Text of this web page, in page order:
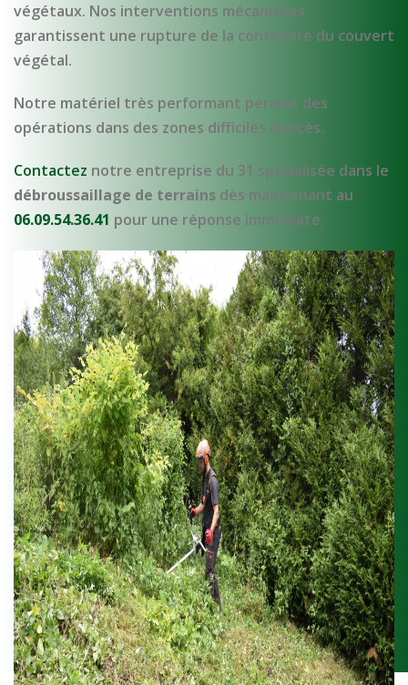
végétaux. Nos interventions mécanisées
garantissent une rupture de la continuité du couvert
végétal.
Notre matériel très performant permet des
opérations dans des zones difficiles d’accès.
Contactez notre entreprise du 31 spécialisée dans le
débroussaillage de terrains dès maintenant au
06.09.54.36.41 pour une réponse immédiate.